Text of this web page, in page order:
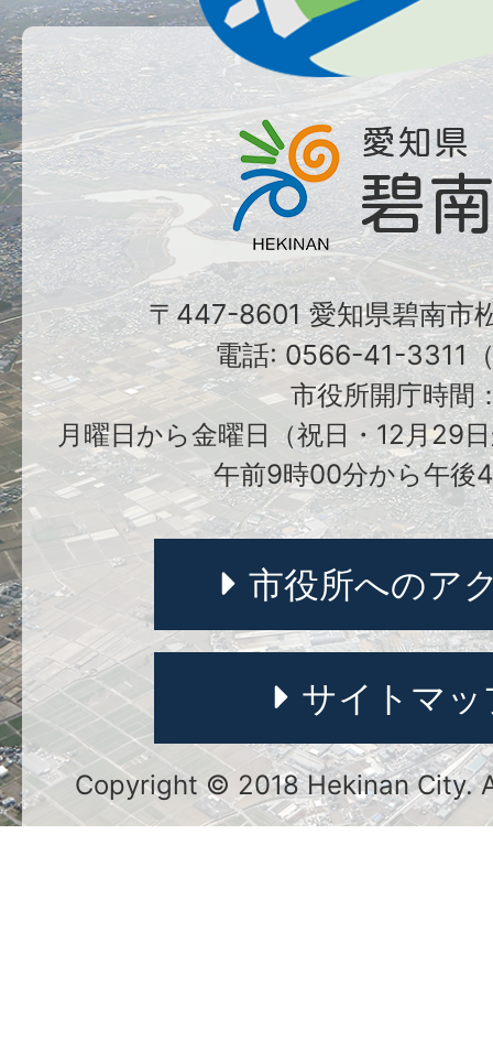
〒447-8601 愛知県碧南市
電話: 0566-41-3311
市役所開庁時間
月曜日から金曜日（祝日・12月29
午前9時00分から午後
市役所へのア
サイトマッ
Copyright © 2018 Hekinan City.